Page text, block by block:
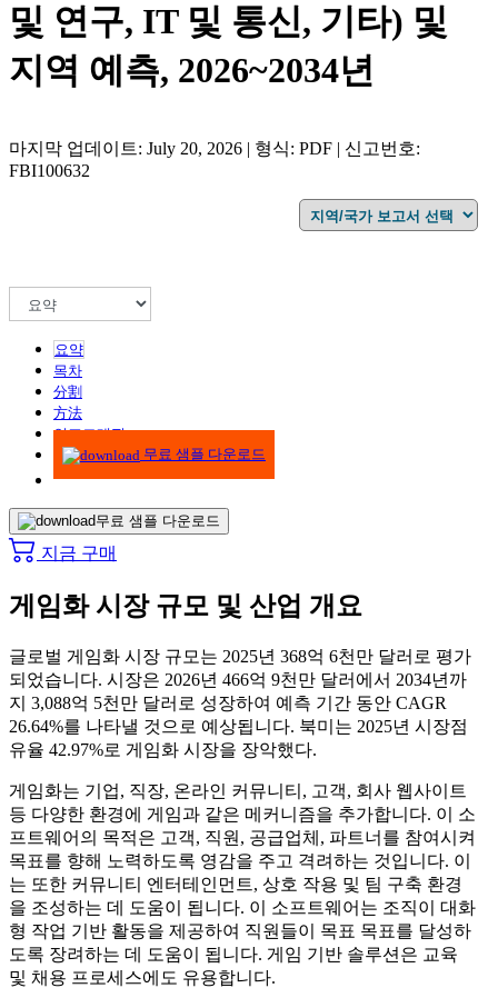
및 연구, IT 및 통신, 기타) 및
지역 예측, 2026~2034년
마지막 업데이트: July 20, 2026 | 형식: PDF | 신고번호:
FBI100632
요약
목차
分割
方法
인포그래픽
무료 샘플 다운로드
무료 샘플 다운로드
지금 구매
게임화 시장 규모 및 산업 개요
글로벌 게임화 시장 규모는 2025년 368억 6천만 달러로 평가
되었습니다. 시장은 2026년 466억 9천만 달러에서 2034년까
지 3,088억 5천만 달러로 성장하여 예측 기간 동안 CAGR
26.64%를 나타낼 것으로 예상됩니다. 북미는 2025년 시장점
유율 42.97%로 게임화 시장을 장악했다.
게임화는 기업, 직장, 온라인 커뮤니티, 고객, 회사 웹사이트
등 다양한 환경에 게임과 같은 메커니즘을 추가합니다. 이 소
프트웨어의 목적은 고객, 직원, 공급업체, 파트너를 참여시켜
목표를 향해 노력하도록 영감을 주고 격려하는 것입니다. 이
는 또한 커뮤니티 엔터테인먼트, 상호 작용 및 팀 구축 환경
을 조성하는 데 도움이 됩니다. 이 소프트웨어는 조직이 대화
형 작업 기반 활동을 제공하여 직원들이 목표 목표를 달성하
도록 장려하는 데 도움이 됩니다. 게임 기반 솔루션은 교육
및 채용 프로세스에도 유용합니다.